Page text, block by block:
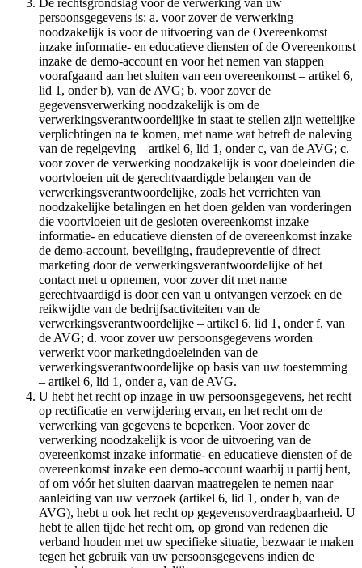
De rechtsgrondslag voor de verwerking van uw
persoonsgegevens is: a. voor zover de verwerking
noodzakelijk is voor de uitvoering van de Overeenkomst
inzake informatie- en educatieve diensten of de Overeenkomst
inzake de demo-account en voor het nemen van stappen
voorafgaand aan het sluiten van een overeenkomst – artikel 6,
lid 1, onder b), van de AVG; b. voor zover de
gegevensverwerking noodzakelijk is om de
verwerkingsverantwoordelijke in staat te stellen zijn wettelijke
verplichtingen na te komen, met name wat betreft de naleving
van de regelgeving – artikel 6, lid 1, onder c, van de AVG; c.
voor zover de verwerking noodzakelijk is voor doeleinden die
voortvloeien uit de gerechtvaardigde belangen van de
verwerkingsverantwoordelijke, zoals het verrichten van
noodzakelijke betalingen en het doen gelden van vorderingen
die voortvloeien uit de gesloten overeenkomst inzake
informatie- en educatieve diensten of de overeenkomst inzake
de demo-account, beveiliging, fraudepreventie of direct
marketing door de verwerkingsverantwoordelijke of het
contact met u opnemen, voor zover dit met name
gerechtvaardigd is door een van u ontvangen verzoek en de
reikwijdte van de bedrijfsactiviteiten van de
verwerkingsverantwoordelijke – artikel 6, lid 1, onder f, van
de AVG; d. voor zover uw persoonsgegevens worden
verwerkt voor marketingdoeleinden van de
verwerkingsverantwoordelijke op basis van uw toestemming
– artikel 6, lid 1, onder a, van de AVG.
U hebt het recht op inzage in uw persoonsgegevens, het recht
op rectificatie en verwijdering ervan, en het recht om de
verwerking van gegevens te beperken. Voor zover de
verwerking noodzakelijk is voor de uitvoering van de
overeenkomst inzake informatie- en educatieve diensten of de
overeenkomst inzake een demo-account waarbij u partij bent,
of om vóór het sluiten daarvan maatregelen te nemen naar
aanleiding van uw verzoek (artikel 6, lid 1, onder b, van de
AVG), hebt u ook het recht op gegevensoverdraagbaarheid. U
hebt te allen tijde het recht om, op grond van redenen die
verband houden met uw specifieke situatie, bezwaar te maken
tegen het gebruik van uw persoonsgegevens indien de